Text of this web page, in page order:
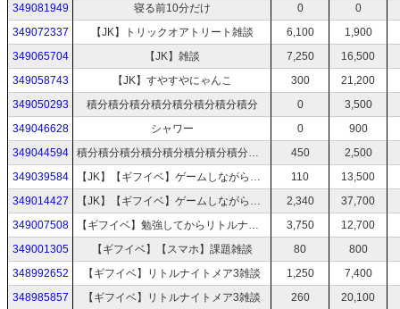
349081949
寝る前10分だけ 0
0
349072337
【JK】トリックオアトリート雑談 6,100
1,900
349065704
【JK】雑談 7,250
16,500
349058743
【JK】すやすやにゃんこ 300
21,200
349050293
積分積分積分積分積分積分積分積分 0
3,500
349046628
シャワー 0
900
349044594
積分積分積分積分積分積分積分積分積分 450
2,500
349039584
【JK】【ギフイベ】ゲームしながら雑談 110
13,500
349014427
【JK】【ギフイベ】ゲームしながら雑談 2,340
37,700
349007508
【ギフイベ】勉強してからリトルナイトメア3 3,750
12,700
349001305
【ギフイベ】【スマホ】課題雑談 80
800
348992652
【ギフイベ】リトルナイトメア3雑談 1,250
7,400
348985857
【ギフイベ】リトルナイトメア3雑談 260 20,100